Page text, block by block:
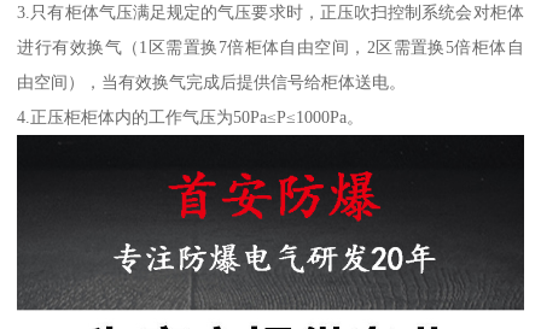
3.只有柜体气压满足规定的气压要求时，正压吹扫控制系统会对柜体
进行有效换气（1区需置换7倍柜体自由空间，2区需置换5倍柜体自
由空间），当有效换气完成后提供信号给柜体送电。
4.正压柜柜体内的工作气压为50Pa≤P≤1000Pa。